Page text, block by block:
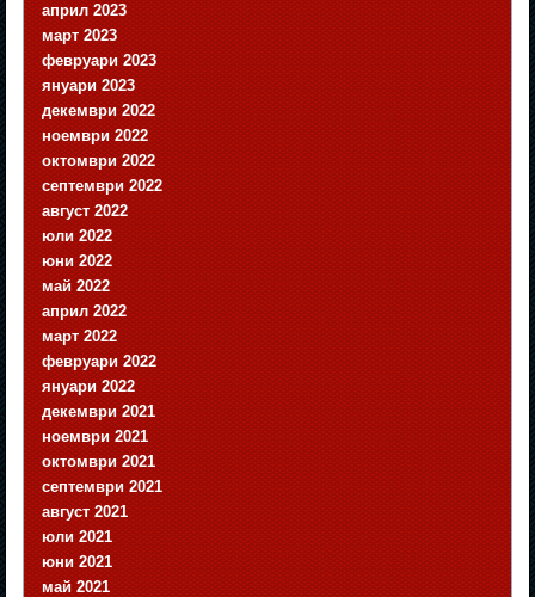
април 2023
март 2023
февруари 2023
януари 2023
декември 2022
ноември 2022
октомври 2022
септември 2022
август 2022
юли 2022
юни 2022
май 2022
април 2022
март 2022
февруари 2022
януари 2022
декември 2021
ноември 2021
октомври 2021
септември 2021
август 2021
юли 2021
юни 2021
май 2021